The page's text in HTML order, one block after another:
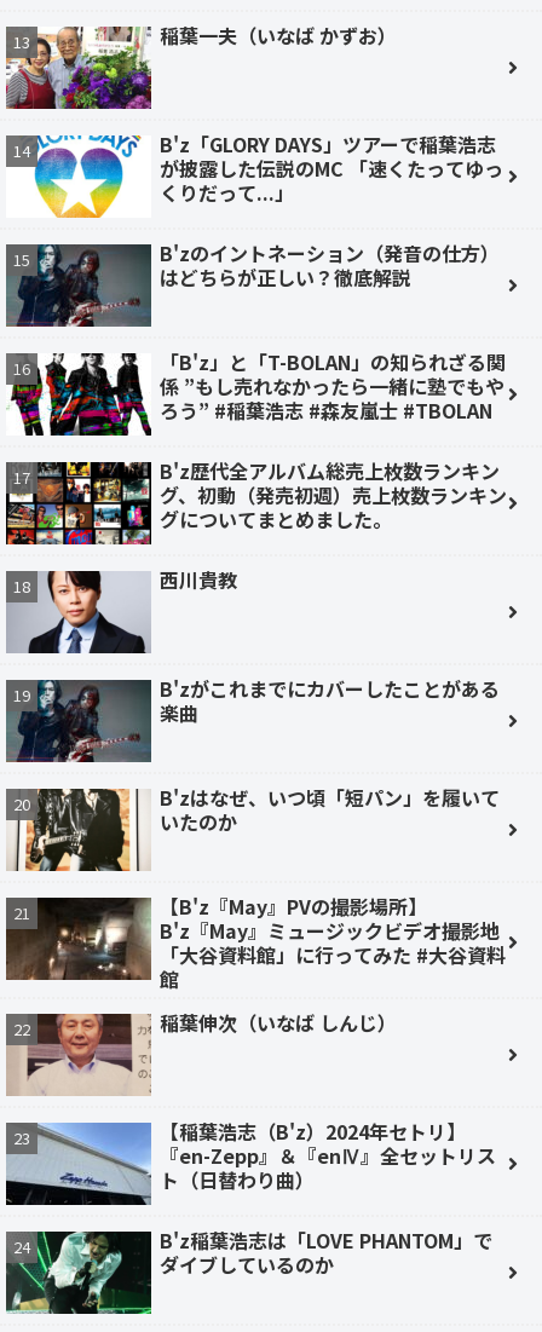
稲葉一夫（いなば かずお）
B'z「GLORY DAYS」ツアーで稲葉浩志
が披露した伝説のMC 「速くたってゆっ
くりだって...」
B'zのイントネーション（発音の仕方）
はどちらが正しい？徹底解説
「B'z」と「T-BOLAN」の知られざる関
係 ”もし売れなかったら一緒に塾でもや
ろう” #稲葉浩志 #森友嵐士 #TBOLAN
B'z歴代全アルバム総売上枚数ランキン
グ、初動（発売初週）売上枚数ランキン
グについてまとめました。
西川貴教
B'zがこれまでにカバーしたことがある
楽曲
B'zはなぜ、いつ頃「短パン」を履いて
いたのか
【B'z『May』PVの撮影場所】
B'z『May』ミュージックビデオ撮影地
「大谷資料館」に行ってみた #大谷資料
館
稲葉伸次（いなば しんじ）
【稲葉浩志（B'z）2024年セトリ】
『en-Zepp』＆『enⅣ』全セットリス
ト（日替わり曲）
B'z稲葉浩志は「LOVE PHANTOM」で
ダイブしているのか